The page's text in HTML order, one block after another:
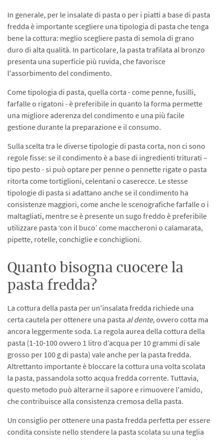
In generale, per le insalate di pasta o per i piatti a base di pasta
fredda è importante scegliere una tipologia di pasta che tenga
bene la cottura: meglio scegliere pasta di semola di grano
duro di alta qualità. In particolare, la pasta trafilata al bronzo
presenta una superficie più ruvida, che favorisce
l'assorbimento del condimento.
Come tipologia di pasta, quella corta - come penne, fusilli,
farfalle o rigatoni - è preferibile in quanto la forma permette
una migliore aderenza del condimento e una più facile
gestione durante la preparazione e il consumo.
Sulla scelta tra le diverse tipologie di pasta corta, non ci sono
regole fisse: se il condimento è a base di ingredienti triturati –
tipo pesto - si può optare per penne o pennette rigate o pasta
ritorta come tortiglioni, celentani o caserecce. Le stesse
tipologie di pasta si adattano anche se il condimento ha
consistenze maggiori, come anche le scenografiche farfalle o i
maltagliati, mentre se è presente un sugo freddo è preferibile
utilizzare pasta ‘con il buco’ come maccheroni o calamarata,
pipette, rotelle, conchiglie e conchiglioni.
Quanto bisogna cuocere la
pasta fredda?
La cottura della pasta per un'insalata fredda richiede una
certa cautela per ottenere una pasta al dente, ovvero cotta ma
ancora leggermente soda. La regola aurea della cottura della
pasta (1-10-100 ovvero 1 litro d’acqua per 10 grammi di sale
grosso per 100 g di pasta) vale anche per la pasta fredda.
Altrettanto importante è bloccare la cottura una volta scolata
la pasta, passandola sotto acqua fredda corrente. Tuttavia,
questo metodo può alterarne il sapore e rimuovere l'amido,
che contribuisce alla consistenza cremosa della pasta.
Un consiglio per ottenere una pasta fredda perfetta per essere
condita consiste nello stendere la pasta scolata su una teglia